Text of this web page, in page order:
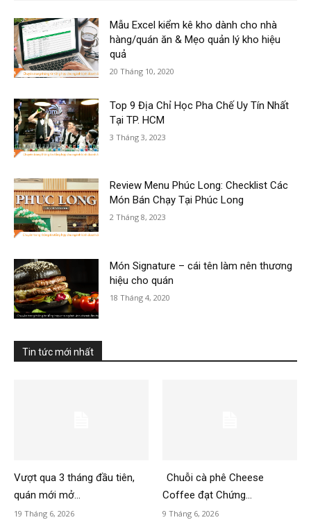
Mẫu Excel kiểm kê kho dành cho nhà
hàng/quán ăn & Mẹo quản lý kho hiệu
quả
20 Tháng 10, 2020
Top 9 Địa Chỉ Học Pha Chế Uy Tín Nhất
Tại TP. HCM
3 Tháng 3, 2023
Review Menu Phúc Long: Checklist Các
Món Bán Chạy Tại Phúc Long
2 Tháng 8, 2023
Món Signature – cái tên làm nên thương
hiệu cho quán
18 Tháng 4, 2020
Tin tức mới nhất
Vượt qua 3 tháng đầu tiên,
quán mới mở...
19 Tháng 6, 2026
Chuỗi cà phê Cheese
Coffee đạt Chứng...
9 Tháng 6, 2026